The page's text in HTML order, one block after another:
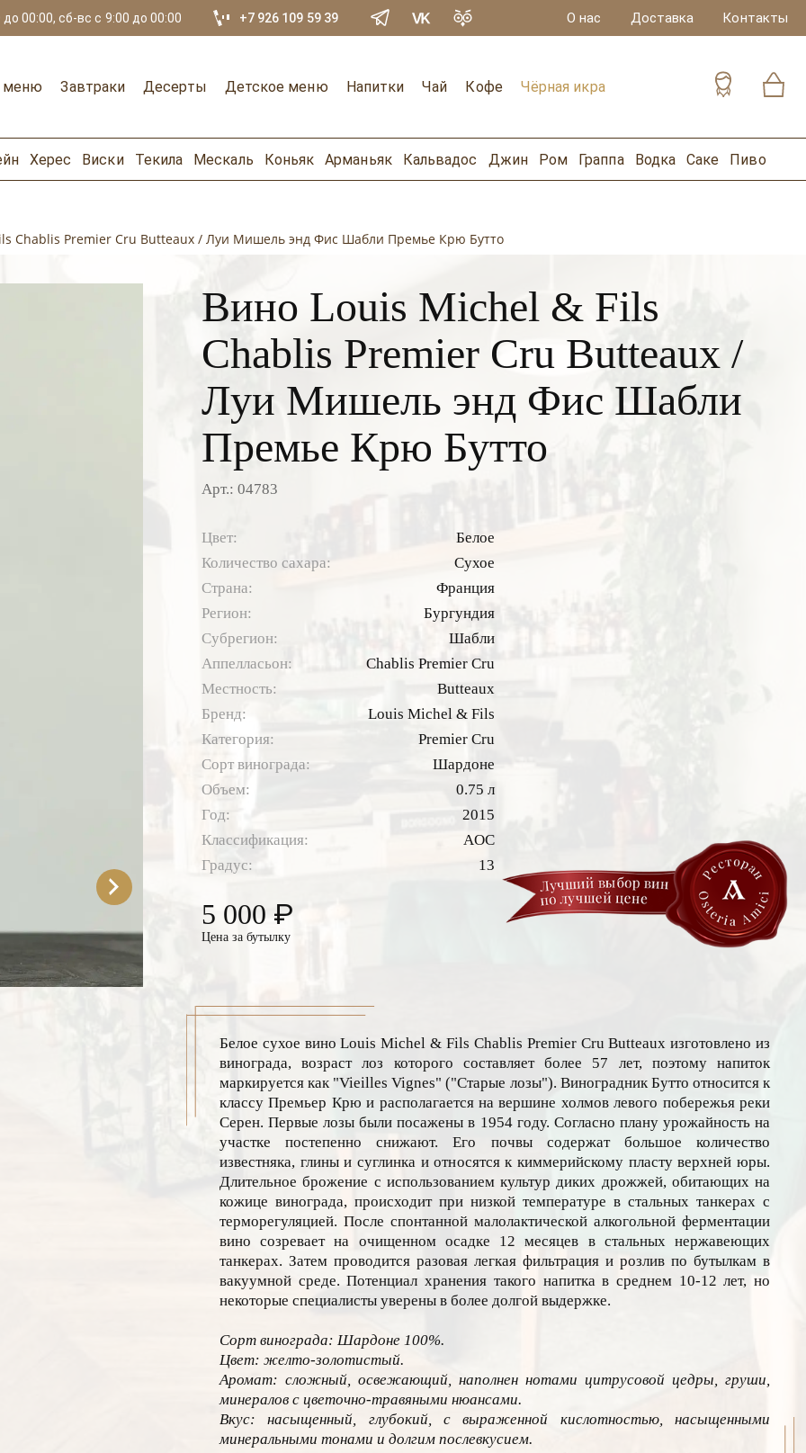
00:00, сб-вс с 9:00 до 00:00 +7 926 109 59 39 О нас Доставка Контакты
меню Завтраки Десерты Детское меню Напитки Чай Кофе Чёрная икра
Херес Виски Текила Мескаль Коньяк Арманьяк Кальвадос Джин Ром Граппа Водка Саке Пиво
Chablis Premier Cru Butteaux / Луи Мишель энд Фис Шабли Премье Крю Бутто
Вино Louis Michel & Fils
Chablis Premier Cru Butteaux /
Луи Мишель энд Фис Шабли
Премье Крю Бутто
Арт.: 04783
Цвет:
Белое
Количество сахара:
Сухое
Страна:
Франция
Регион:
Бургундия
Субрегион:
Шабли
Аппелласьон:
Chablis Premier Cru
Местность:
Butteaux
Бренд:
Louis Michel & Fils
Категория:
Premier Cru
Сорт винограда:
Шардоне
Объем:
0.75 л
Год:
2015
Классификация:
AOC
Градус:
13
5 000 ₽
Цена за бутылку
Белое сухое вино Louis Michel & Fils Chablis Premier Cru Butteaux изготовлено из
винограда, возраст лоз которого составляет более 57 лет, поэтому напиток
маркируется как "Vieilles Vignes" ("Старые лозы"). Виноградник Бутто относится к
классу Премьер Крю и располагается на вершине холмов левого побережья реки
Серен. Первые лозы были посажены в 1954 году. Согласно плану урожайность на
участке постепенно снижают. Его почвы содержат большое количество
известняка, глины и суглинка и относятся к киммерийскому пласту верхней юры.
Длительное брожение с использованием культур диких дрожжей, обитающих на
кожице винограда, происходит при низкой температуре в стальных танкерах с
терморегуляцией. После спонтанной малолактической алкогольной ферментации
вино созревает на очищенном осадке 12 месяцев в стальных нержавеющих
танкерах. Затем проводится разовая легкая фильтрация и розлив по бутылкам в
вакуумной среде. Потенциал хранения такого напитка в среднем 10-12 лет, но
некоторые специалисты уверены в более долгой выдержке.
Сорт винограда: Шардоне 100%.
Цвет: желто-золотистый.
Аромат: сложный, освежающий, наполнен нотами цитрусовой цедры, груши,
минералов с цветочно-травяными нюансами.
Вкус: насыщенный, глубокий, с выраженной кислотностью, насыщенными
минеральными тонами и долгим послевкусием.